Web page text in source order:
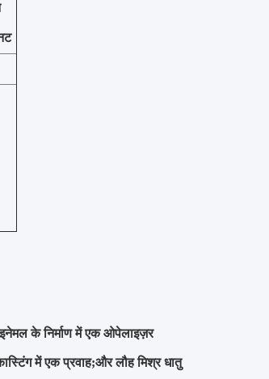
के निर्माण में एक ओपेलाइज़र
में एक प्रवाह;और लौह मिश्र धातु